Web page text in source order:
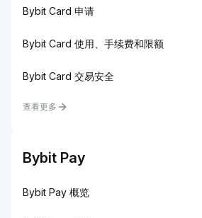
Bybit Card 申请
Bybit Card 使用、手续费和限额
Bybit Card 交易安全
查看更多
Bybit Pay
Bybit Pay 概览